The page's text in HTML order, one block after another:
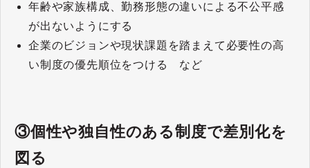
年齢や家族構成、勤務形態の違いによる不公平感
が出ないようにする
企業のビジョンや現状課題を踏まえて必要性の高
い制度の優先順位をつける など
③個性や独自性のある制度で差別化を
図る